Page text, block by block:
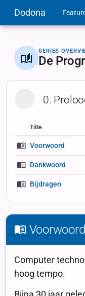
Dodona
SERIES
De
0.
Status
Status
Type
Title
Voorwoord
Dankwoord
Bijdragen
Voorwoord